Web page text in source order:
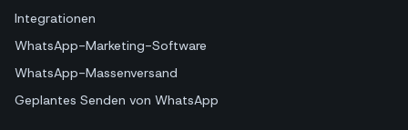
Integrationen
WhatsApp-Marketing-Software
WhatsApp-Massenversand
Geplantes Senden von WhatsApp